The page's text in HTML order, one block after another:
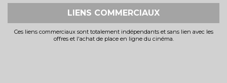
LIENS COMMERCIAUX
Ces liens commerciaux sont totalement indépendants et sans lien avec les
offres et l'achat de place en ligne du cinéma.